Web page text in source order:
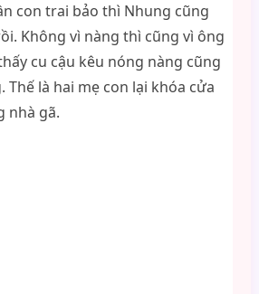
con trai bảo thì Nhung cũng
Không vì nàng thì cũng vì ông
cu cậu kêu nóng nàng cũng
Thế là hai mẹ con lại khóa cửa
nhà gã.